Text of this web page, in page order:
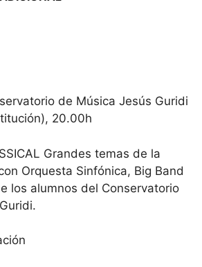
de Música Jesús Guridi
20.00h
Grandes temas de la
Orquesta Sinfónica, Big Band
los alumnos del Conservatorio